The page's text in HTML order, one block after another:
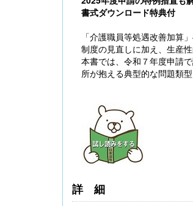
書式ダウンロード特典付
「介護職員等処遇改善加算
制度の見直しに加え、生産
本書では、令和７年度申請
所が抱える典型的な問題類型
詳細
ル 外国人雇用実務研
【大注目】令和６年度
算・補助金の実務（介